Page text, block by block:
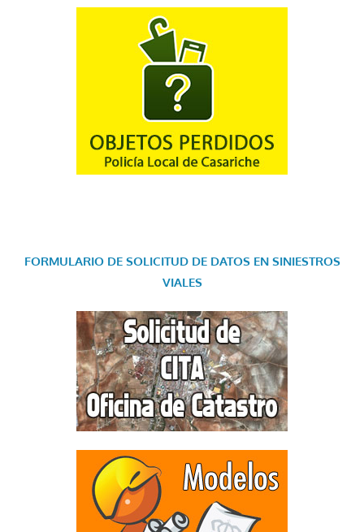
FORMULARIO DE SOLICITUD DE DATOS EN SINIESTROS
VIALES